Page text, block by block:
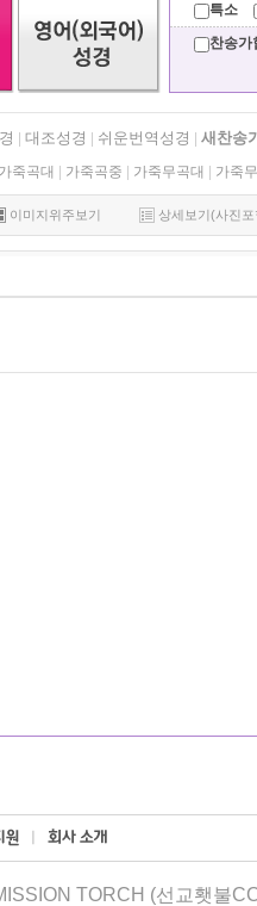
특소
찬송가
대조성경 쉬운번역성경 새찬송
가죽곡대 가죽곡중 가죽무곡대 가죽
이미지위주보기 상세보기(사진
TORCH (선교횃불